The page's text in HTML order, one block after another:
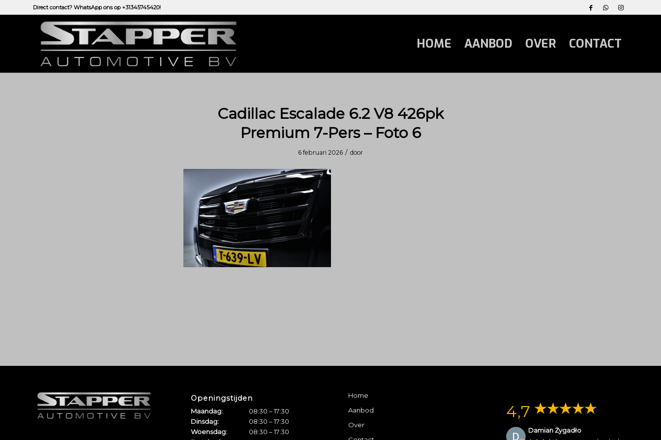
Direct contact? WhatsApp ons op +31345745420!
HOME AANBOD OVER CONTACT
Cadillac Escalade 6.2 V8 426pk
Premium 7-Pers – Foto 6
6 februari 2026 / door
Openingstijden
Maandag:
08:30 – 17:30
Dinsdag:
08:30 – 17:30
Woensdag:
08:30 – 17:30
Home
Aanbod
Over
4,7
Damian Żygadło